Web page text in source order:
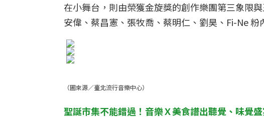
在小舞台，則由榮獲金旋獎的創作樂團第三象限
安偉、蔡昌憲、張牧喬、蔡明仁、劉昊、Fi-Ne
（圖來源／臺北流行音樂中心）
聖誕市集不能錯過！音樂Ｘ美食譜出聽覺、味覺